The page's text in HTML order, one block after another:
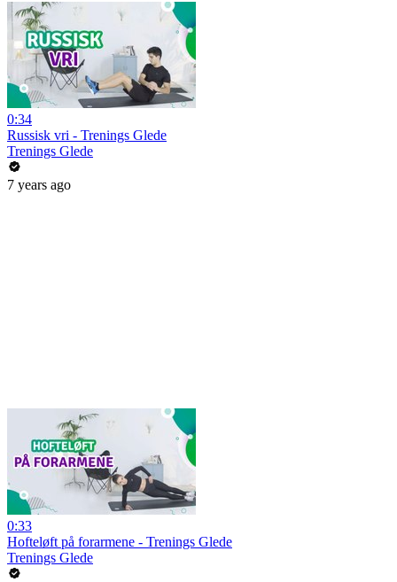
0:34
Russisk vri - Trenings Glede
Trenings Glede
7 years ago
0:33
Hofteløft på forarmene - Trenings Glede
Trenings Glede